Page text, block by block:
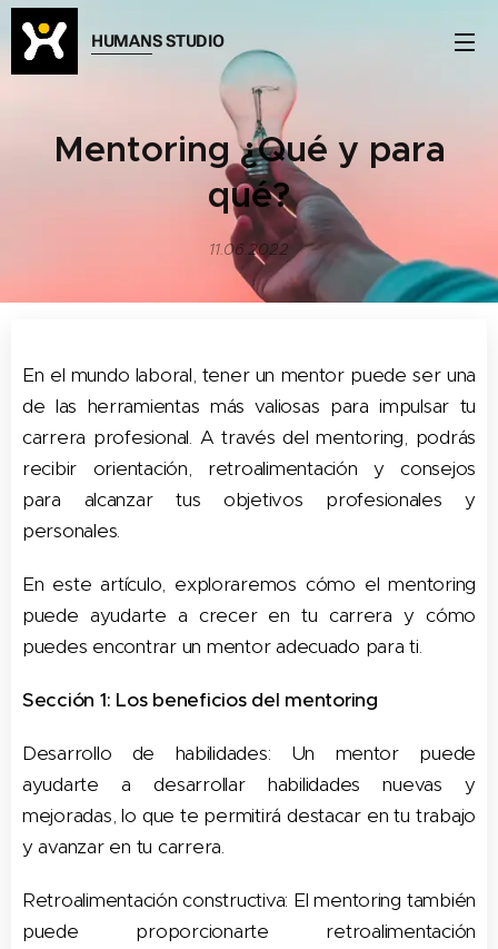
HUMANS STUDIO
Mentoring ¿Qué y para
qué?
11.06.2022
En el mundo laboral, tener un mentor puede ser una
de las herramientas más valiosas para impulsar tu
carrera profesional. A través del mentoring, podrás
recibir orientación, retroalimentación y consejos
para alcanzar tus objetivos profesionales y
personales.
En este artículo, exploraremos cómo el mentoring
puede ayudarte a crecer en tu carrera y cómo
puedes encontrar un mentor adecuado para ti.
Sección 1: Los beneficios del mentoring
Desarrollo de habilidades: Un mentor puede
ayudarte a desarrollar habilidades nuevas y
mejoradas, lo que te permitirá destacar en tu trabajo
y avanzar en tu carrera.
Retroalimentación constructiva: El mentoring también
puede proporcionarte retroalimentación